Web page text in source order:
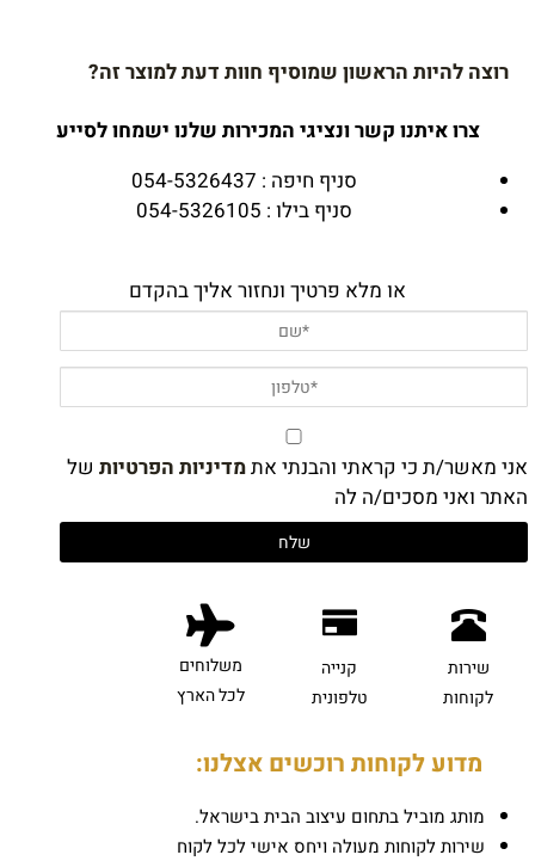
רוצה להיות הראשון שמוסיף חוות דעת למוצר זה?
צרו איתנו קשר ונציגי המכירות שלנו ישמחו לסייע
סניף חיפה : 054-5326437
סניף בילו : 054-5326105
או מלא פרטיך ונחזור אליך בהקדם
אני מאשר/ת כי קראתי והבנתי אתמדיניות הפרטיות של
האתר ואני מסכים/ה לה
שירות
לקוחות
קנייה
טלפונית
משלוחים
לכל הארץ
מדוע לקוחות רוכשים אצלנו:
מותג מוביל בתחום עיצוב הבית בישראל.
שירות לקוחות מעולה ויחס אישי לכל לקוח